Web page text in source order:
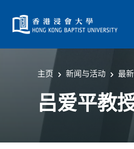
主页 新闻与活动 最
吕爱平教